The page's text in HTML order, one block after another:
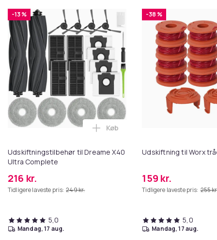
Produktsikkerhedsinformation
-13 %
Udskiftningstilbehør til Dreame X40
Ultra Complete
216 kr.
Tidligere laveste pris: 249 kr.
Læg Udskiftningstilbehør til
Køb
5,0
mandag, 17 aug.
-38 %
Udskiftning til Worx
159 kr.
Tidligere laveste pris: 255
5,0
mandag, 17 aug.